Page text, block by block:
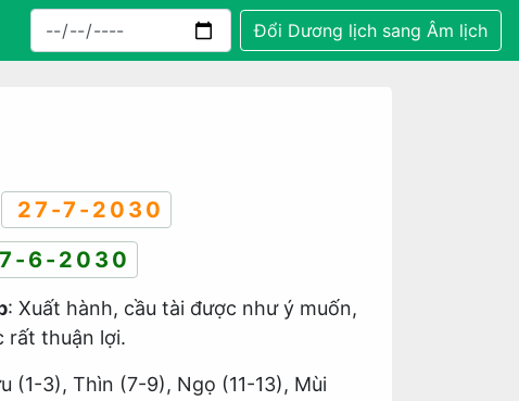
Đổi Dương lịch sang Âm lịch
27-7-2030
6-2030
: Xuất hành, cầu tài được như ý muốn,
rất thuận lợi.
(1-3), Thìn (7-9), Ngọ (11-13), Mùi